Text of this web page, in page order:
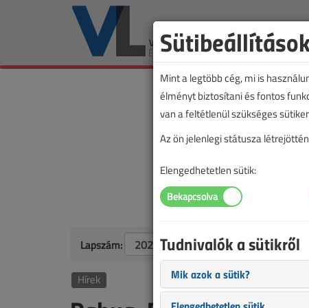
Lapszám:
Hírek
Mint a legtöbb cég, mi is
élményt biztosítani és fontos
van a feltétlenül szükséges
Az ön jelenlegi státusza
Elengedhetetlen sütik:
Tudnivalók a sütikről
Mik azok a sütik?